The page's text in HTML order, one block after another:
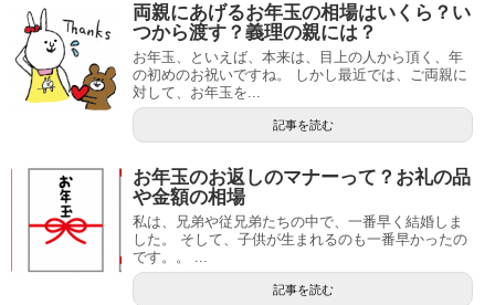
両親にあげるお年玉の相場はいくら？い
つから渡す？義理の親には？
お年玉、といえば、本来は、目上の人から頂く、年
の初めのお祝いですね。 しかし最近では、ご両親に
対して、お年玉を...
記事を読む
お年玉のお返しのマナーって？お礼の品
や金額の相場
私は、兄弟や従兄弟たちの中で、一番早く結婚しま
した。 そして、子供が生まれるのも一番早かったの
です。。 ...
記事を読む